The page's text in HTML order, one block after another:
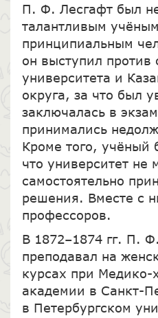
П. Ф. Лесгафт был
талантливым
принципиальным
он выступил против
университета и
округа, за что был
заключалась в
принимались
Кроме того, учёный
что университет не
самостоятельно
решения. Вместе с
профессоров.
В 1872–1874 гг. П.
преподавал на
курсах при Медико-
академии в Санкт-
в Петербургском